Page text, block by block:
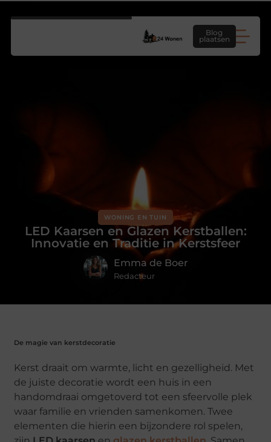
Blog
plaatsen
WONING EN TUIN
LED Kaarsen en Glazen Kerstballen:
Innovatie en Traditie in Kerstsfeer
Emma de Boer
Redacteur
De magie van kerstdecoratie
Kerst draait om warmte, licht en gezelligheid. Met
de juiste decoratie wordt een huis in een
handomdraai omgetoverd tot een sfeervolle plek
waar familie en vrienden samenkomen. Twee
elementen die hierin een bijzondere rol spelen,